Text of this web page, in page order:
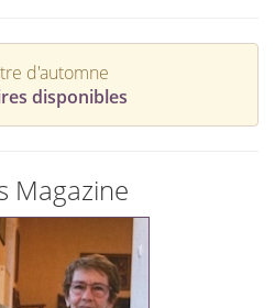
d'automne
disponibles
Magazine